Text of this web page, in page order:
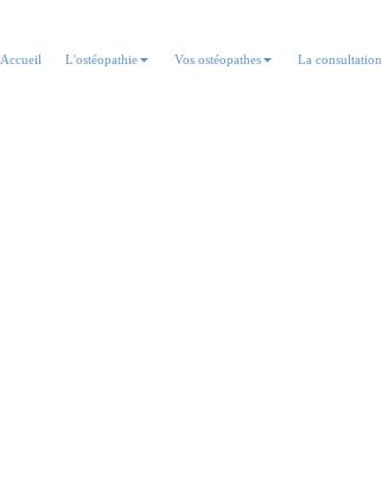
Accueil L'ostéopathie Vos ostéopathes La consultation